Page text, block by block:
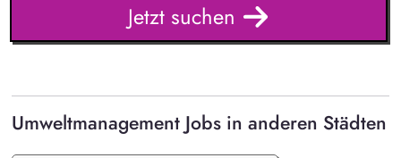
Jetzt suchen
Umweltmanagement Jobs in anderen Städten